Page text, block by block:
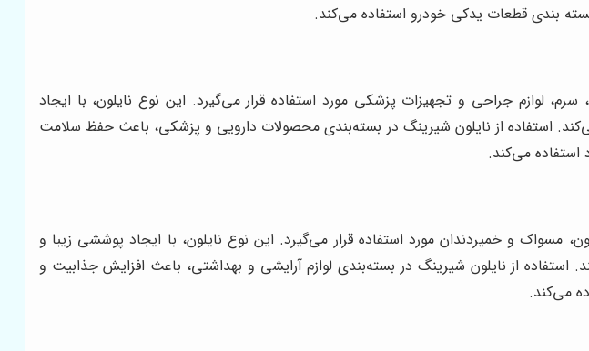
بندی قطعات یدکی خودرو استفاده می‌کند.
لوازم جراحی و تجهیزات پزشکی مورد استفاده قرار می‌گیرد. این نوع نایلون، با ایجاد
استفاده از نایلون شیرینگ در بسته‌بندی محصولات دارویی و پزشکی، باعث حفظ سلامت
استفاده می‌کند.
مسواک و خمیردندان مورد استفاده قرار می‌گیرد. این نوع نایلون، با ایجاد پوششی زیبا و
از نایلون شیرینگ در بسته‌بندی لوازم آرایشی و بهداشتی، باعث افزایش جذابیت و
می‌کند.